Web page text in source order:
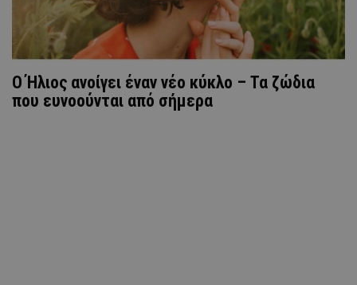
Ο Ήλιος ανοίγει έναν νέο κύκλο – Τα ζώδια
που ευνοούνται από σήμερα